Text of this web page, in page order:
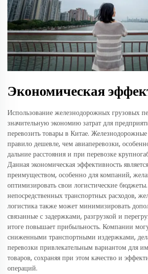
Экономическая
Использование железнодорожных грузовых
значительную экономию затрат для
перевозить товары в Китае.
правило дешевле, чем авиаперевозки,
дальние расстояния и при перевозке
Данная экономическая эффективность
преимуществом, особенно для компаний,
оптимизировать свои логистические
непосредственных транспортных расходов,
логистика также может минимизировать
связанные с задержками, разгрузкой и
итоге повышает прибыльность. Компании
сниженными транспортными издержками,
перевозки привлекательным вариантом для
товаров, сохраняя при этом качество и
операций.